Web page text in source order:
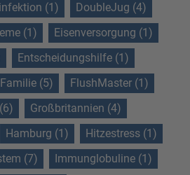
(1)
DoubleJug (4)
(1)
Eisenversorgung (1)
Entscheidungshilfe (1)
Familie (5)
FlushMaster (1)
Großbritannien (4)
Hamburg (1)
Hitzestress (1)
(7)
Immunglobuline (1)